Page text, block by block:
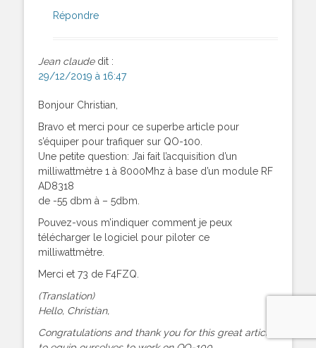
Répondre
Jean claude dit :
29/12/2019 à 16:47
Bonjour Christian,
Bravo et merci pour ce superbe article pour
s’équiper pour trafiquer sur QO-100.
Une petite question: J’ai fait l’acquisition d’un
milliwattmètre 1 à 8000Mhz à base d’un module RF
AD8318
de -55 dbm à – 5dbm.
Pouvez-vous m’indiquer comment je peux
télécharger le logiciel pour piloter ce
milliwattmètre.
Merci et 73 de F4FZQ.
(Translation)
Hello, Christian,
Congratulations and thank you for this great article